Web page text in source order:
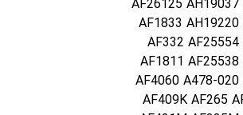
AF26125
AF1833
AF332
AF1811
AF4060 A478-
AF409K AF265